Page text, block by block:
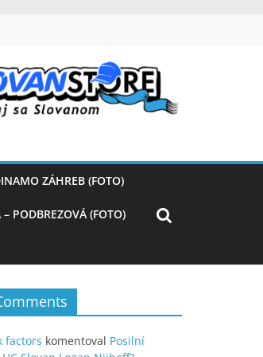
ZÁHREB (FOTO)
PODBREZOVÁ (FOTO)
factors komentoval Posilní